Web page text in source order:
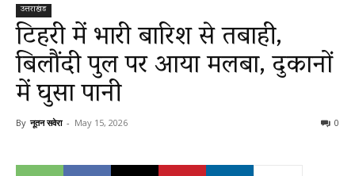
नूतन
सवेरा
उत्तराखंड
टिहरी में भारी बारिश से तबाही,
बिलौंदी पुल पर आया मलबा, दुकानों
में घुसा पानी
By नूतन सवेरा - May 15, 2026 0